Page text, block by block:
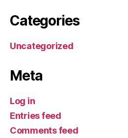
Categories
Uncategorized
Meta
Log in
Entries feed
Comments feed